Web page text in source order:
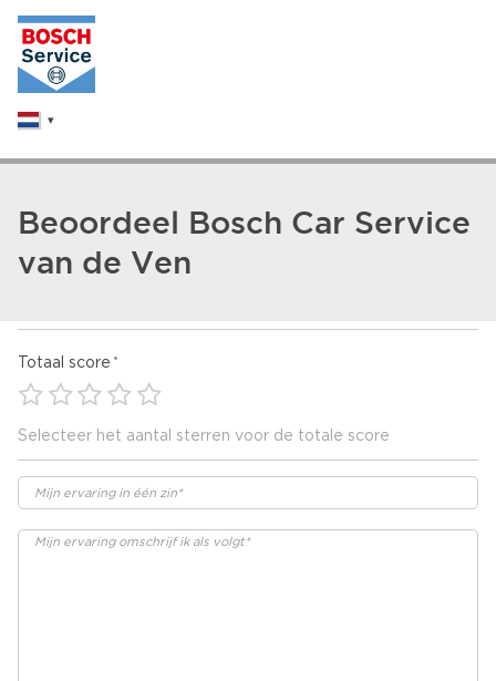
Beoordeel Bosch Car Service
van de Ven
Totaal score
Selecteer het aantal sterren voor de totale score